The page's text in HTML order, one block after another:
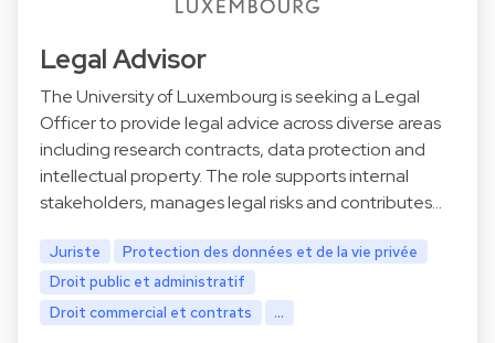
Legal Advisor
The University of Luxembourg is seeking a Legal
Officer to provide legal advice across diverse areas
including research contracts, data protection and
intellectual property. The role supports internal
stakeholders, manages legal risks and contributes…
Juriste
Protection des données et de la vie privée
Droit public et administratif
Droit commercial et contrats
...